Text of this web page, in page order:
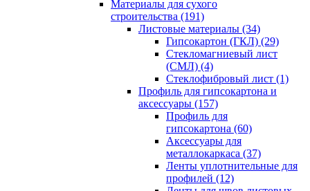
Материалы для сухого
строительства (191)
Листовые материалы (34)
Гипсокартон (ГКЛ) (29)
Стекломагниевый лист
(СМЛ) (4)
Cтеклофибровый лист (1)
Профиль для гипсокартона и
аксессуары (157)
Профиль для
гипсокартона (60)
Аксессуары для
металлокаркаса (37)
Ленты уплотнительные для
профилей (12)